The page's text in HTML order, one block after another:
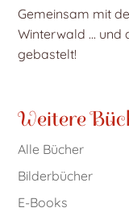
Gemeinsam mit
Winterwald … und
gebastelt!
Weitere
Alle Bücher
Bilderbücher
E-Books